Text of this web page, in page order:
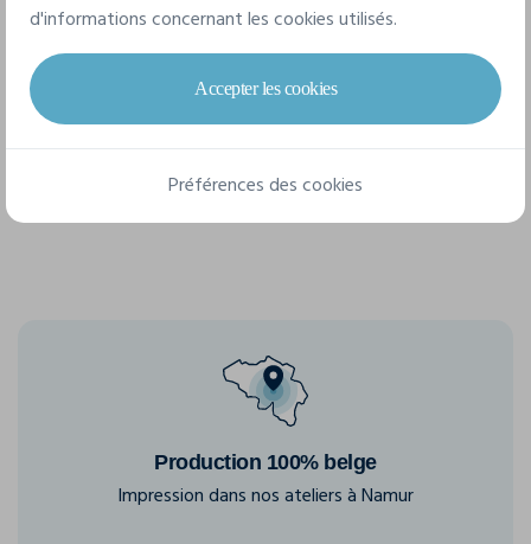
1 taille disponible
taille unique
Production 100% belge
Impression dans nos ateliers à Namur
d'informations concernant les cookies utilisés.
Accepter les cookies
Préférences des cookies